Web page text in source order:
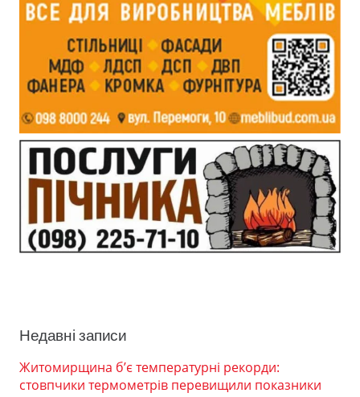
Недавні записи
Житомирщина б’є температурні рекорди:
стовпчики термометрів перевищили показники